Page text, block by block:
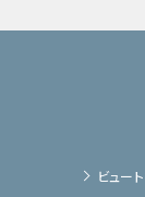
ビュー